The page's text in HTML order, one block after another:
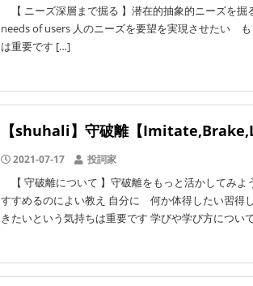
【 ニーズ深層まで掘る 】潜在的抽象的ニーズを
needs of users 人のニーズを要望を実現させたい
は重要です […]
【shuhali】守破離【
2021-07-17 投詞家
【 守破離について 】守破離をもっと活かしてみよ
すすめるのによい教え 自分に 何か体得したい習得
きたいという気持ちは重要です 学びや学び方につ